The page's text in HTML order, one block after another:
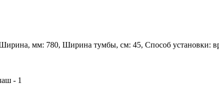
мм: 780, Ширина тумбы, см: 45, Способ установки:
- 1